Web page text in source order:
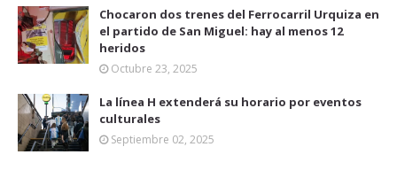
Chocaron dos trenes del Ferrocarril Urquiza en
el partido de San Miguel: hay al menos 12
heridos
Octubre 23, 2025
La línea H extenderá su horario por eventos
culturales
Septiembre 02, 2025